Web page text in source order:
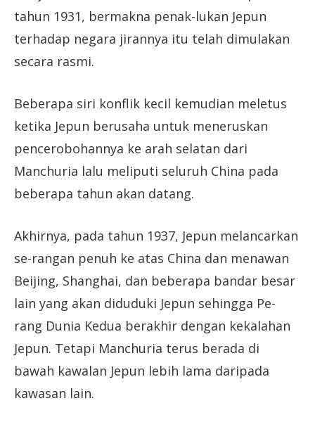
tahun 1931, bermakna penak-lukan Jepun
terhadap negara jirannya itu telah dimulakan
secara rasmi.
Beberapa siri konflik kecil kemudian meletus
ketika Jepun berusaha untuk meneruskan
pencerobohannya ke arah selatan dari
Manchuria lalu meliputi seluruh China pada
beberapa tahun akan datang.
Akhirnya, pada tahun 1937, Jepun melancarkan
se-rangan penuh ke atas China dan menawan
Beijing, Shanghai, dan beberapa bandar besar
lain yang akan diduduki Jepun sehingga Pe-
rang Dunia Kedua berakhir dengan kekalahan
Jepun. Tetapi Manchuria terus berada di
bawah kawalan Jepun lebih lama daripada
kawasan lain.